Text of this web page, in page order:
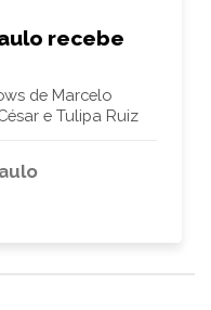
recebe
de Marcelo
e Tulipa Ruiz